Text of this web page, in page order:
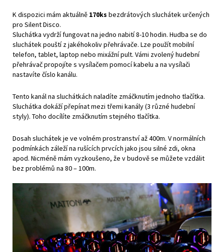
K dispozici mám aktuálně 170ks bezdrátových sluchátek určených
pro Silent Disco.
Sluchátka vydrží fungovat na jedno nabití 8-10 hodin. Hudba se do
sluchátek pouští z jakéhokoliv přehrávače. Lze použít mobilní
telefon, tablet, laptop nebo mixážní pult. Vámi zvolený hudební
přehrávač propojíte s vysílačem pomocí kabelu a na vysílači
nastavíte číslo kanálu.
Tento kanál na sluchátkách naladíte zmáčknutím jednoho tlačítka.
Sluchátka dokáží přepínat mezi třemi kanály (3 různé hudební
styly). Toho docílíte zmáčknutím stejného tlačítka.
Dosah sluchátek je ve volném prostranství až 400m. V normálních
podmínkách záleží na rušících prvcích jako jsou silné zdi, okna
apod. Nicméně mám vyzkoušeno, že v budově se můžete vzdálit
bez problémů na 80 – 100m.